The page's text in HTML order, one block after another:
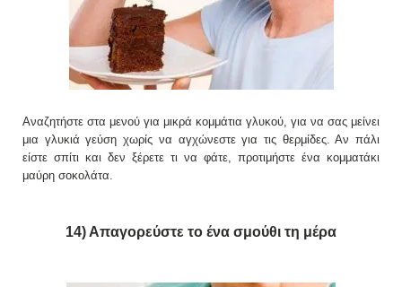
Αναζητήστε στα μενού για μικρά κομμάτια γλυκού, για να σας μείνει
μια γλυκιά γεύση χωρίς να αγχώνεστε για τις θερμίδες. Αν πάλι
είστε σπίτι και δεν ξέρετε τι να φάτε, προτιμήστε ένα κομματάκι
μαύρη σοκολάτα.
14) Απαγορεύστε το ένα σμούθι τη μέρα